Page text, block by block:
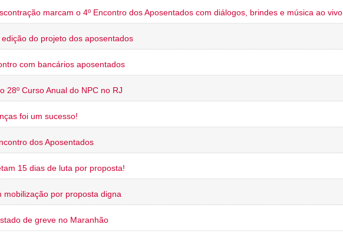
marcam o 4º Encontro dos Aposentados com diálogos, brindes e música ao vivo
edição do projeto dos aposentados
com bancários aposentados
28º Curso Anual do NPC no RJ
foi um sucesso!
dos Aposentados
15 dias de luta por proposta!
mobilização por proposta digna
de greve no Maranhão